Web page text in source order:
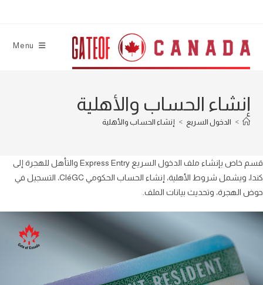
Menu
إنشاء الحساب والأهلية
> الدخول السريع > إنشاء الحساب والأهلية
قسم خاص بإنشاء ملف الدخول السريع Express Entry والتأهل للهجرة إلى
كندا، ويشمل شروط الأهلية، إنشاء الحساب الحكومي CléGC، التسجيل في
الهجرة، وتحديث بيانات الملف.